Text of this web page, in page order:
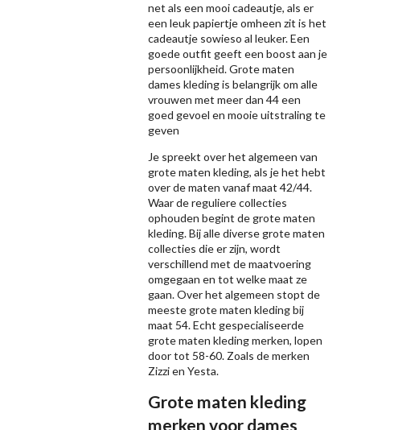
net als een mooi cadeautje, als er
een leuk papiertje omheen zit is het
cadeautje sowieso al leuker. Een
goede outfit geeft een boost aan je
persoonlijkheid. Grote maten
dames kleding is belangrijk om alle
vrouwen met meer dan 44 een
goed gevoel en mooie uitstraling te
geven
Je spreekt over het algemeen van
grote maten kleding, als je het hebt
over de maten vanaf maat 42/44.
Waar de reguliere collecties
ophouden begint de grote maten
kleding. Bij alle diverse grote maten
collecties die er zijn, wordt
verschillend met de maatvoering
omgegaan en tot welke maat ze
gaan. Over het algemeen stopt de
meeste grote maten kleding bij
maat 54. Echt gespecialiseerde
grote maten kleding merken, lopen
door tot 58-60. Zoals de merken
Zizzien Yesta.
Grote maten kleding
merken voor dames